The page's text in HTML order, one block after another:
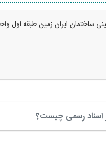
ساختمان ایران زمین طبقه اول
اسناد رسمی چیست؟